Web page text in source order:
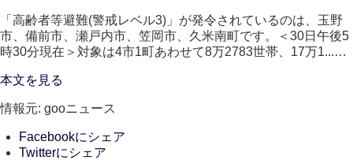
「高齢者等避難(警戒レベル3)」が発令されているのは、玉野
市、備前市、瀬戸内市、笠岡市、久米南町です。＜30日午後5
時30分現在＞対象は4市1町あわせて8万2783世帯、17万1...…
本文を見る
情報元: gooニュース
Facebookにシェア
Twitterにシェア